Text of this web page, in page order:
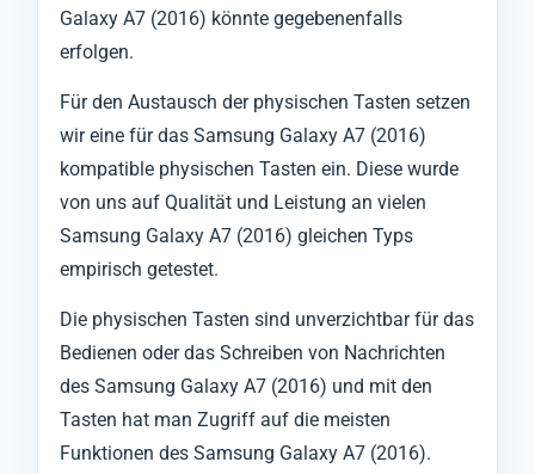
Galaxy A7 (2016) könnte gegebenenfalls
erfolgen.
Für den Austausch der physischen Tasten setzen
wir eine für das Samsung Galaxy A7 (2016)
kompatible physischen Tasten ein. Diese wurde
von uns auf Qualität und Leistung an vielen
Samsung Galaxy A7 (2016) gleichen Typs
empirisch getestet.
Die physischen Tasten sind unverzichtbar für das
Bedienen oder das Schreiben von Nachrichten
des Samsung Galaxy A7 (2016) und mit den
Tasten hat man Zugriff auf die meisten
Funktionen des Samsung Galaxy A7 (2016).